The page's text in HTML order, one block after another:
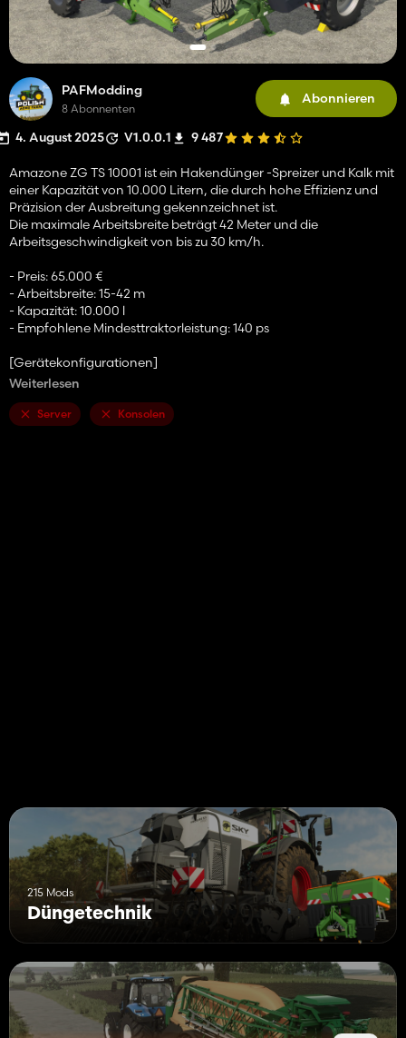
PAFModding
8 Abonnenten
Abonnieren
4. August 2025 V1.0.0.1 9 487
Amazone ZG TS 10001 ist ein Hakendünger -Spreizer und Kalk mit
einer Kapazität von 10.000 Litern, die durch hohe Effizienz und
Präzision der Ausbreitung gekennzeichnet ist.
Die maximale Arbeitsbreite beträgt 42 Meter und die
Arbeitsgeschwindigkeit von bis zu 30 km/h.
- Preis: 65.000 €
- Arbeitsbreite: 15-42 m
- Kapazität: 10.000 l
- Empfohlene Mindesttraktorleistung: 140 ps
[Gerätekonfigurationen]
- Warndreieck
[Farbkonfigurationen]
Weiterlesen
Server Konsolen
215 Mods
Düngetechnik